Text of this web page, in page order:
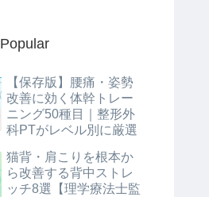
Popular
【保存版】腰痛・姿勢
改善に効く体幹トレー
ニング50種目｜整形外
科PTがレベル別に厳選
猫背・肩こりを根本か
ら改善する背中ストレ
ッチ8選【理学療法士監